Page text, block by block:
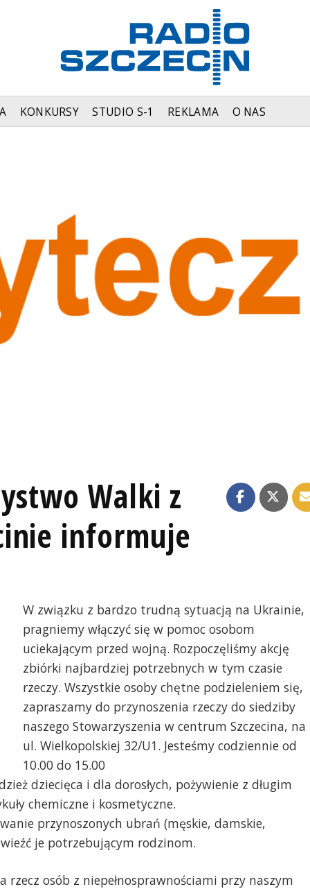
KONKURSY STUDIO S-1 REKLAMA O NAS
Walki z
informuje
W związku z bardzo trudną sytuacją na Ukrainie,
pragniemy włączyć się w pomoc osobom
uciekającym przed wojną. Rozpoczęliśmy akcję
zbiórki najbardziej potrzebnych w tym czasie
rzeczy. Wszystkie osoby chętne podzieleniem się,
zapraszamy do przynoszenia rzeczy do siedziby
naszego Stowarzyszenia w centrum Szczecina, na
ul. Wielkopolskiej 32/U1. Jesteśmy codziennie od
10.00 do 15.00
dziecięca i dla dorosłych, pożywienie z długim
chemiczne i kosmetyczne.
przynoszonych ubrań (męskie, damskie,
je potrzebującym rodzinom.
rzecz osób z niepełnosprawnościami przy naszym